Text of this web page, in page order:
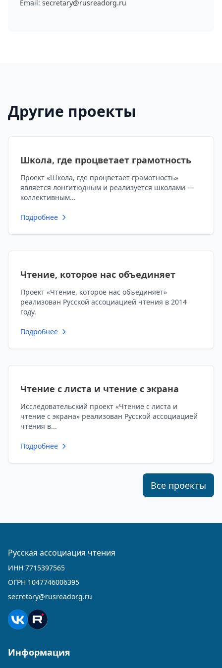
Email: secretary@rusreadorg.ru
Другие проекты
Школа, где процветает грамотность
Проект «Школа, где процветает грамотность»
является лонгитюдным и реализуется школами —
коллективным...
Подробнее
Чтение, которое нас объединяет
Проект «Чтение, которое нас объединяет»
реализован Русской ассоциацией чтения в 2014
году.
Подробнее
Чтение с листа и чтение с экрана
Исследовательский проект «Чтение с листа и
чтение с экрана» реализован Русской ассоциацией
чтения в...
Подробнее
Все проекты
Русская ассоциация чтения
ИНН 7715397565
ОГРН 1047746006395
secretary@rusreadorg.ru
Информация